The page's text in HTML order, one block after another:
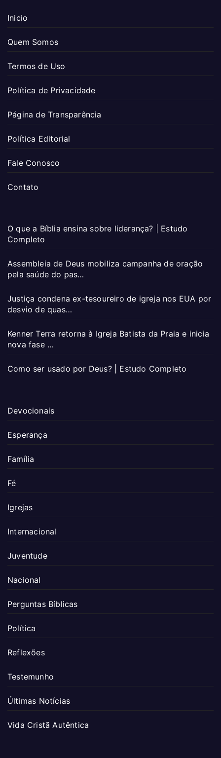
Inicio
Quem Somos
Termos de Uso
Política de Privacidade
Página de Transparência
Política Editorial
Fale Conosco
Contato
O que a Bíblia ensina sobre liderança? | Estudo
Completo
Assembleia de Deus mobiliza campanha de oração
pela saúde do pas…
Justiça condena ex-tesoureiro de igreja nos EUA por
desvio de quas…
Kenner Terra retorna à Igreja Batista da Praia e inicia
nova fase …
Como ser usado por Deus? | Estudo Completo
Devocionais
Esperança
Família
Fé
Igrejas
Internacional
Juventude
Nacional
Perguntas Bíblicas
Política
Reflexões
Testemunho
Últimas Notícias
Vida Cristã Autêntica